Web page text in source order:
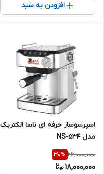
افزودن به سبد
اسپرسوساز حرفه ای ناسا الکتریک
مدل NS-534
26,000,000
30%
18,000,000